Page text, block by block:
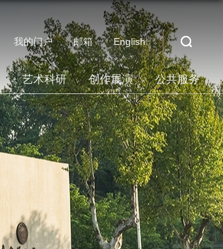
我的门户 邮箱 English
艺术科研 创作展演 公共服务